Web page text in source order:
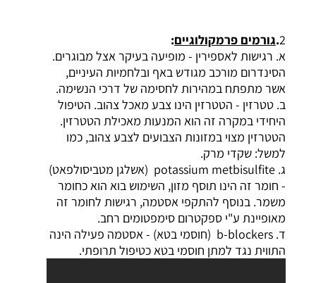
2
.גורמים פרמקולוגיים:
א. רגישות לאספירין - מופיעה בעיקר אצל מבוגרים.
הסינדרום מורכב מגודש באף ובלחמיות העיניים,
אשר מתפתח במהירות לחסימה של דרכי הנשימה.
ב. טטרזין - הטטרזין הינו צבע מאכל צהוב. הטיפול
היחידי במקרה זה הוא המנעות מאכילת הטטרזין.
הטטרזין מצוי במזונות הצבועים לצבע צהוב, כמו
למשל: שקדי מרק.
ג. potassium metbisulfite (אשלגן מטביסולפאט)
- חומר זה הינו תוסף מזון, השימוש בוא הוא כחומר
משמר. בנוסף להתקפי אסטמה, רגישות לחומר זה
מאופיינת ע"י ספקטרום סימפטומים רחב.
ד. b-blockers (חוסמי בטא) - אסטמה פעילה הינה
התווית נגד למתן חוסמי בטא כטיפול תרופתי.